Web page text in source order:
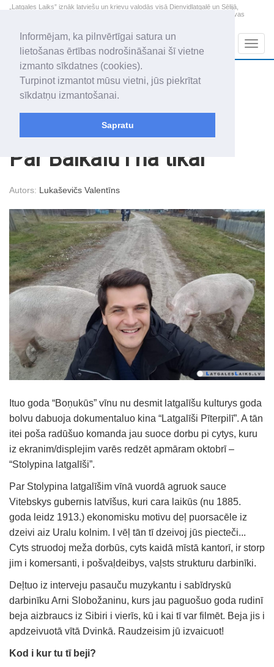
Informējam, ka pilnvērtīgai satura un
lietošanas ērtības nodrošināšanai šī vietne
izmanto sīkdatnes (cookies).
Turpinot izmantot mūsu vietni, jūs piekrītat
sīkdatņu izmantošanai.
Sapratu
„Latgales Laiks” iznāk latviešu un krievu valodās visā Dienvidlatgalē un Sēlijā,
„Latgales Laiks” latviešu valodā aptver Daugavpils valstspilsētu, Augšdaugavas
2026. gada 9. augusts
Svētdiena
Genovefa, Genoveva, Madara
+22.6
Par Baikalu i na tikai
Autors: Lukaševičs Valentīns
Ituo goda “Boņukūs” vīnu nu desmit latgalīšu kulturys goda
bolvu dabuoja dokumentaluo kina “Latgalīši Pīterpilī”. A tān
itei poša radūšuo komanda jau suoce dorbu pi cytys, kuru
iz ekranim/displejim varēs redzēt apmāram oktobrī –
“Stolypina latgalīši”.
Par Stolypina latgalīšim vīnā vuordā agruok sauce
Vitebskys gubernis latvīšus, kuri cara laikūs (nu 1885.
goda leidz 1913.) ekonomisku motivu deļ puorsacēle iz
dzeivi aiz Uralu kolnim. I vēļ tān tī dzeivoj jūs piecteči...
Cyts struodoj meža dorbūs, cyts kaidā mīstā kantorī, ir storp
jim i komersanti, i pošvaļdeibys, vaļsts strukturu darbinīki.
Deļtuo iz interveju pasauču muzykantu i sabīdryskū
darbinīku Arni Slobožaninu, kurs jau paguošuo goda rudinī
beja aizbraucs iz Sibiri i vierīs, kū i kai tī var filmēt. Beja jis i
apdzeivuotā vītā Dvinkā. Raudzeisim jū izvaicuot!
Kod i kur tu tī beji?